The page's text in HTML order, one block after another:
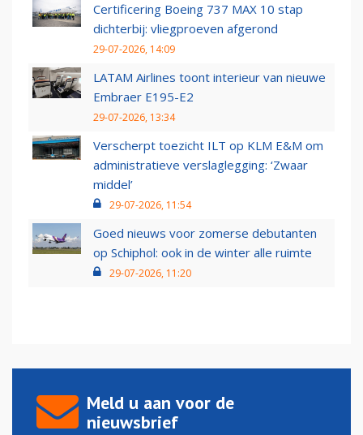
Certificering Boeing 737 MAX 10 stap
dichterbij: vliegproeven afgerond
29-07-2026, 14:09
LATAM Airlines toont interieur van nieuwe
Embraer E195-E2
29-07-2026, 13:34
Verscherpt toezicht ILT op KLM E&M om
administratieve verslaglegging: ‘Zwaar
middel’
29-07-2026, 11:54
Goed nieuws voor zomerse debutanten
op Schiphol: ook in de winter alle ruimte
29-07-2026, 11:20
Meld u aan voor de
nieuwsbrief